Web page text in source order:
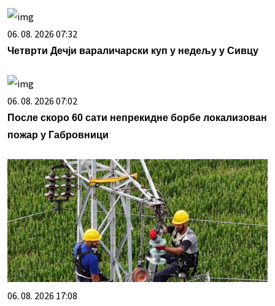
06. 08. 2026 07:32
Четврти Дечји вараличарски куп у недељу у Сивцу
06. 08. 2026 07:02
После скоро 60 сати непрекидне борбе локализован
пожар у Габровници
06. 08. 2026 17:08